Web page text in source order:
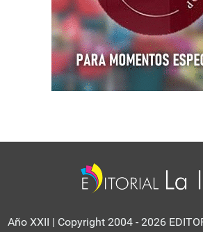
Año XXII | Copyright 2004 - 2026